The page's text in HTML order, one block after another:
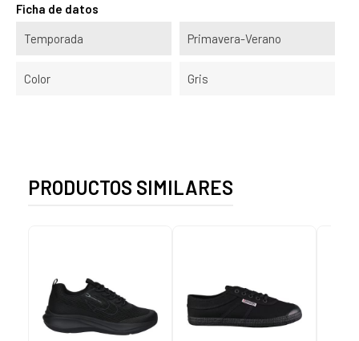
Ficha de datos
Temporada Primavera-Verano
Color Gris
PRODUCTOS SIMILARES